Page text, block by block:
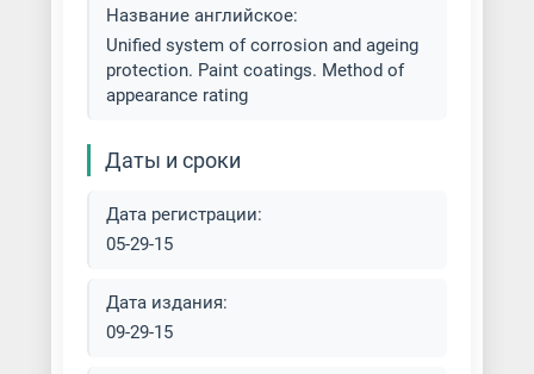
Покраска ограждений
Покраска по ржавчине
Покраска резиновыми красками
Покраска электростатическим
распылением
Покраска эпоксидными
красками
Название английское:
Unified system of corrosion and ageing
protection. Paint coatings. Method of
appearance rating
Даты и сроки
Дата регистрации:
05-29-15
Дата издания:
09-29-15